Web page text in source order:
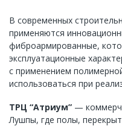
В современных
применяются
фиброармированные,
эксплуатационные
с применением
использоваться при
ТРЦ “Атриум” —
Лушпы, где полы,